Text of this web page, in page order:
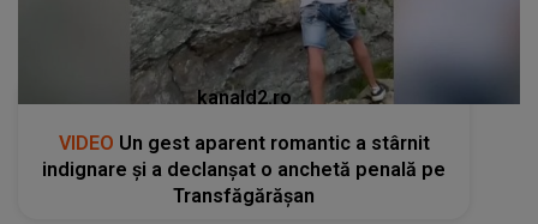
kanald2.ro
VIDEO Un gest aparent romantic a stârnit
indignare și a declanșat o anchetă penală pe
Transfăgărășan